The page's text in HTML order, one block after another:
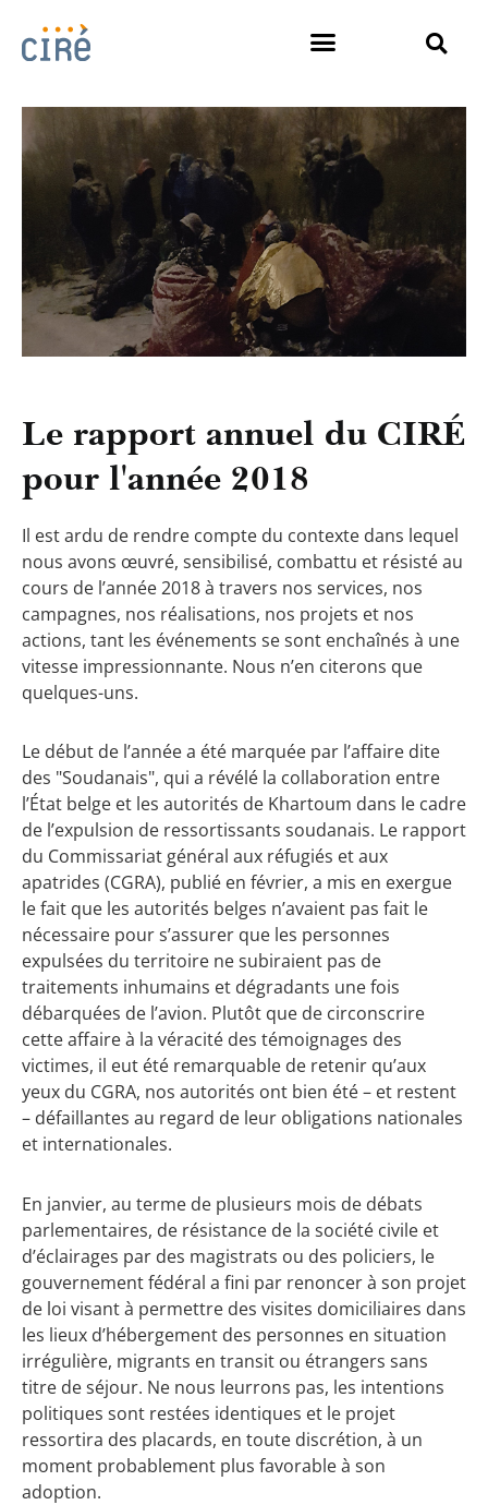
Le rapport annuel du CIRÉ
pour l'année 2018
Il est ardu de rendre compte du contexte dans lequel
nous avons œuvré, sensibilisé, combattu et résisté au
cours de l’année 2018 à travers nos services, nos
campagnes, nos réalisations, nos projets et nos
actions, tant les événements se sont enchaînés à une
vitesse impressionnante. Nous n’en citerons que
quelques-uns.
Le début de l’année a été marquée par l’affaire dite
des "Soudanais", qui a révélé la collaboration entre
l’État belge et les autorités de Khartoum dans le cadre
de l’expulsion de ressortissants soudanais. Le rapport
du Commissariat général aux réfugiés et aux
apatrides (CGRA), publié en février, a mis en exergue
le fait que les autorités belges n’avaient pas fait le
nécessaire pour s’assurer que les personnes
expulsées du territoire ne subiraient pas de
traitements inhumains et dégradants une fois
débarquées de l’avion. Plutôt que de circonscrire
cette affaire à la véracité des témoignages des
victimes, il eut été remarquable de retenir qu’aux
yeux du CGRA, nos autorités ont bien été – et restent
– défaillantes au regard de leur obligations nationales
et internationales.
En janvier, au terme de plusieurs mois de débats
parlementaires, de résistance de la société civile et
d’éclairages par des magistrats ou des policiers, le
gouvernement fédéral a fini par renoncer à son projet
de loi visant à permettre des visites domiciliaires dans
les lieux d’hébergement des personnes en situation
irrégulière, migrants en transit ou étrangers sans
titre de séjour. Ne nous leurrons pas, les intentions
politiques sont restées identiques et le projet
ressortira des placards, en toute discrétion, à un
moment probablement plus favorable à son
adoption.